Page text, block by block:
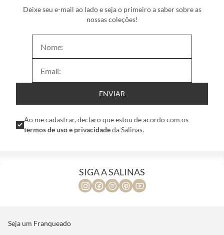
Deixe seu e-mail ao lado e seja o primeiro a saber sobre as
nossas coleções!
ENVIAR
Ao me cadastrar, declaro que estou de acordo com os
termos de uso e privacidadeda Salinas.
SIGA A SALINAS
Seja um Franqueado